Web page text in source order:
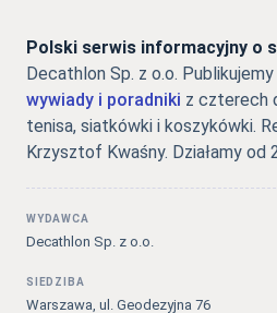
Polski serwis informacyjny o
Decathlon Sp. z o.o. Publikujemy
wywiady i poradniki z czterech
tenisa, siatkówki i koszykówki.
Krzysztof Kwaśny. Działamy od
WYDAWCA
Decathlon Sp. z o.o.
SIEDZIBA
Warszawa, ul. Geodezyjna 76